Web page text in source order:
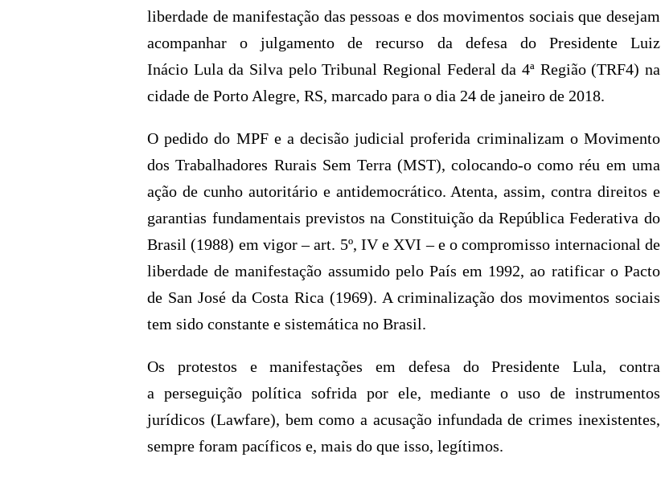
liberdade de manifestação das pessoas e dos movimentos sociais que desejam
acompanhar o julgamento de recurso da defesa do Presidente Luiz
Inácio Lula da Silva pelo Tribunal Regional Federal da 4ª Região (TRF4) na
cidade de Porto Alegre, RS, marcado para o dia 24 de janeiro de 2018.
O pedido do MPF e a decisão judicial proferida criminalizam o Movimento
dos Trabalhadores Rurais Sem Terra (MST), colocando-o como réu em uma
ação de cunho autoritário e antidemocrático. Atenta, assim, contra direitos e
garantias fundamentais previstos na Constituição da República Federativa do
Brasil (1988) em vigor – art. 5º, IV e XVI – e o compromisso internacional de
liberdade de manifestação assumido pelo País em 1992, ao ratificar o Pacto
de San José da Costa Rica (1969). A criminalização dos movimentos sociais
tem sido constante e sistemática no Brasil.
Os protestos e manifestações em defesa do Presidente Lula, contra
a perseguição política sofrida por ele, mediante o uso de instrumentos
jurídicos (Lawfare), bem como a acusação infundada de crimes inexistentes,
sempre foram pacíficos e, mais do que isso, legítimos.